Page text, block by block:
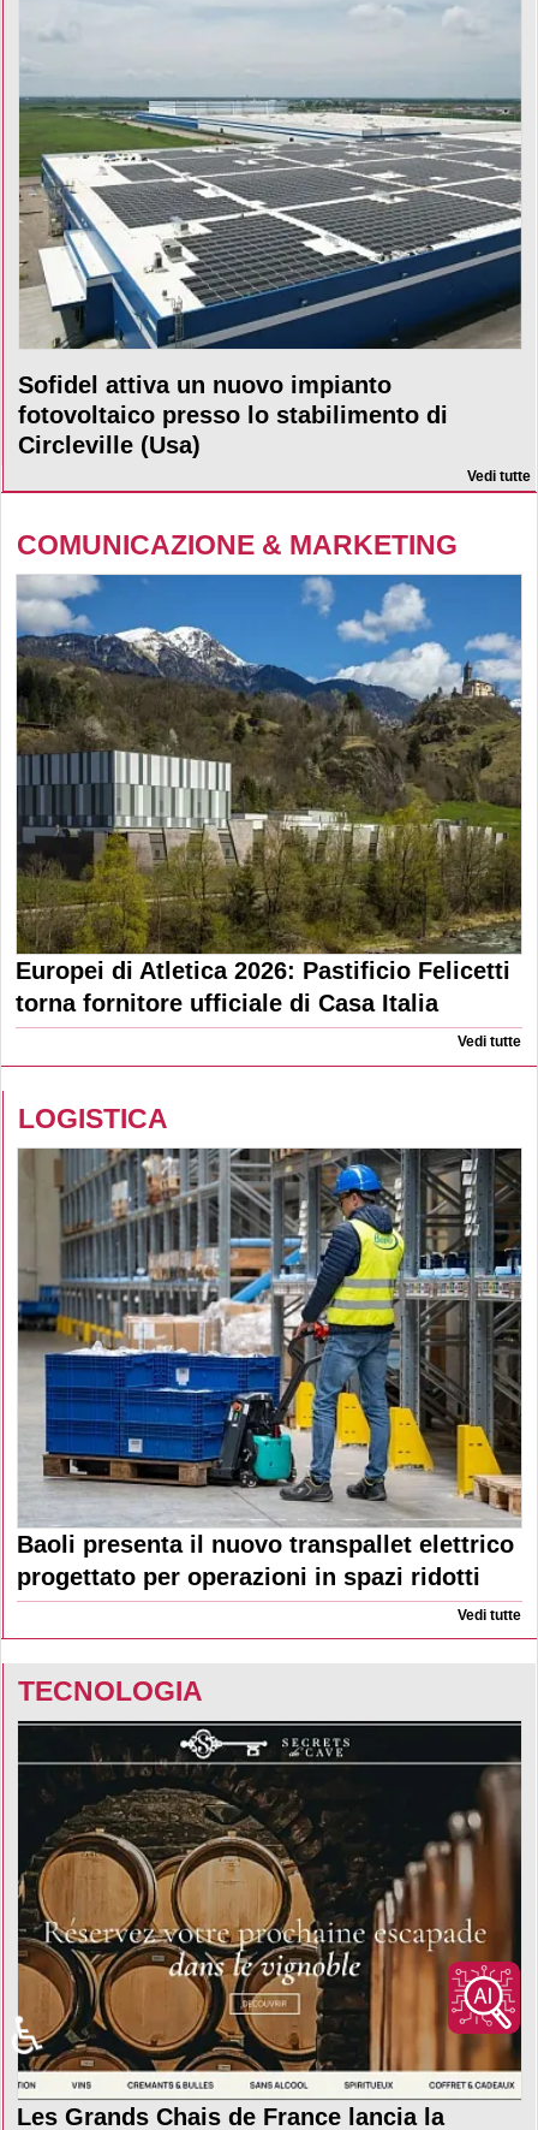
Sofidel attiva un nuovo impianto
fotovoltaico presso lo stabilimento di
Circleville (Usa)
Vedi tutte
COMUNICAZIONE & MARKETING
Europei di Atletica 2026: Pastificio Felicetti
torna fornitore ufficiale di Casa Italia
Vedi tutte
LOGISTICA
Baoli presenta il nuovo transpallet elettrico
progettato per operazioni in spazi ridotti
Vedi tutte
TECNOLOGIA
Les Grands Chais de France lancia la